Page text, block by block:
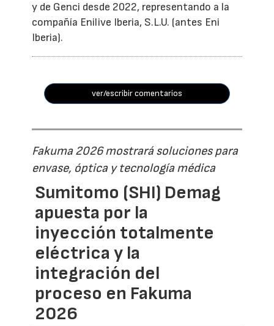
y de Genci desde 2022, representando a la
compañía Enilive Iberia, S.L.U. (antes Eni
Iberia).
ver/escribir comentarios
Fakuma 2026 mostrará soluciones para
envase, óptica y tecnología médica
Sumitomo (SHI) Demag
apuesta por la
inyección totalmente
eléctrica y la
integración del
proceso en Fakuma
2026